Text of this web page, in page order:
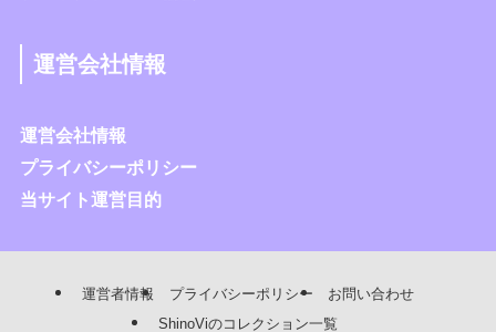
運営会社情報
運営会社情報
プライバシーポリシー
当サイト運営目的
運営者情報 プライバシーポリシー
お問い合わせ
ShinoViのコレクション一覧